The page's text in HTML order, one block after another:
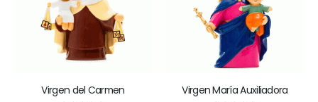
Virgen del Carmen Virgen María Auxiliadora